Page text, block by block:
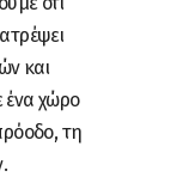
και
ένα χώρο
τη